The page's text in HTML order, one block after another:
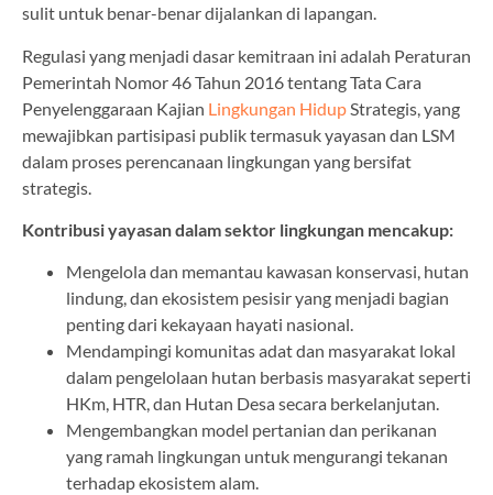
sulit untuk benar-benar dijalankan di lapangan.
Regulasi yang menjadi dasar kemitraan ini adalah Peraturan
Pemerintah Nomor 46 Tahun 2016 tentang Tata Cara
Penyelenggaraan Kajian Lingkungan Hidup Strategis, yang
mewajibkan partisipasi publik termasuk yayasan dan LSM
dalam proses perencanaan lingkungan yang bersifat
strategis.
Kontribusi yayasan dalam sektor lingkungan mencakup:
Mengelola dan memantau kawasan konservasi, hutan
lindung, dan ekosistem pesisir yang menjadi bagian
penting dari kekayaan hayati nasional.
Mendampingi komunitas adat dan masyarakat lokal
dalam pengelolaan hutan berbasis masyarakat seperti
HKm, HTR, dan Hutan Desa secara berkelanjutan.
Mengembangkan model pertanian dan perikanan
yang ramah lingkungan untuk mengurangi tekanan
terhadap ekosistem alam.